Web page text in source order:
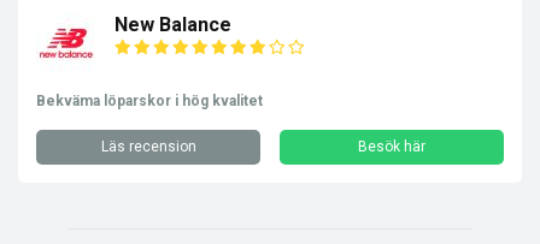
New Balance
Bekväma löparskor i hög kvalitet
Läs recension Besök här